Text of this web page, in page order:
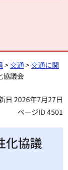
>交通>交通に関
協議会
日 2026年7月27日
ページID 4501
化協議